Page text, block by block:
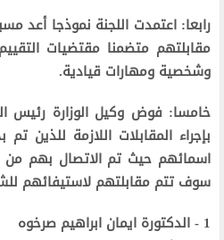
رابعا: اعتمدت اللجنة نموذجا أعد
مقابلتهم متضمنا مقتضيات
وشخصية ومهارات قيادية.
خامسا: فوض وكيل الوزارة رئيس
بإجراء المقابلات اللازمة للذين
سوف تتم مقابلتهم لاستيفائهم
1 - الدكتورة ايمان ابراهيم صرخوه